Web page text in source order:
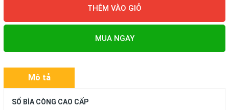
THÊM VÀO GIỎ
MUA NGAY
Mô tả
SỔ BÌA CÒNG CAO CẤP